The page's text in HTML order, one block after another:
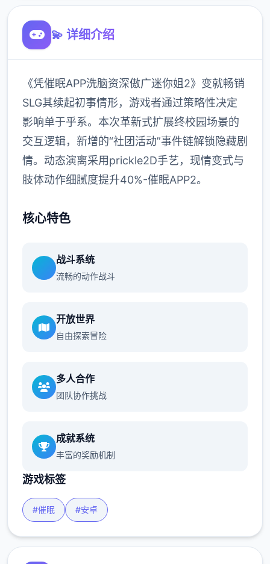
💫 详细介绍
《凭催眠APP洗脑资深傲广迷你姐2》变就畅销
SLG其续起初事情形，游戏者通过策略性决定
影响单于乎系。本次革新式扩展终校园场景的
交互逻辑，新增的“社团活动”事件链解锁隐藏剧
情。动态演离采用prickle2D手艺，现情变式与
肢体动作细腻度提升40%-催眠APP2。
核心特色
战斗系统
流畅的动作战斗
开放世界
自由探索冒险
多人合作
团队协作挑战
成就系统
丰富的奖励机制
游戏标签
#催眠 #安卓